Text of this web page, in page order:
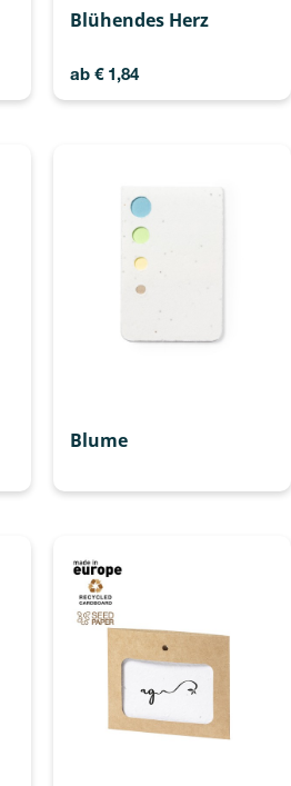
Blühendes Herz
ab €1,84
Blume